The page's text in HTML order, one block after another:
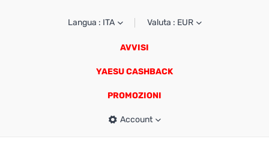
Langua : ITA Valuta : EUR
AVVISI
YAESU CASHBACK
PROMOZIONI
Account